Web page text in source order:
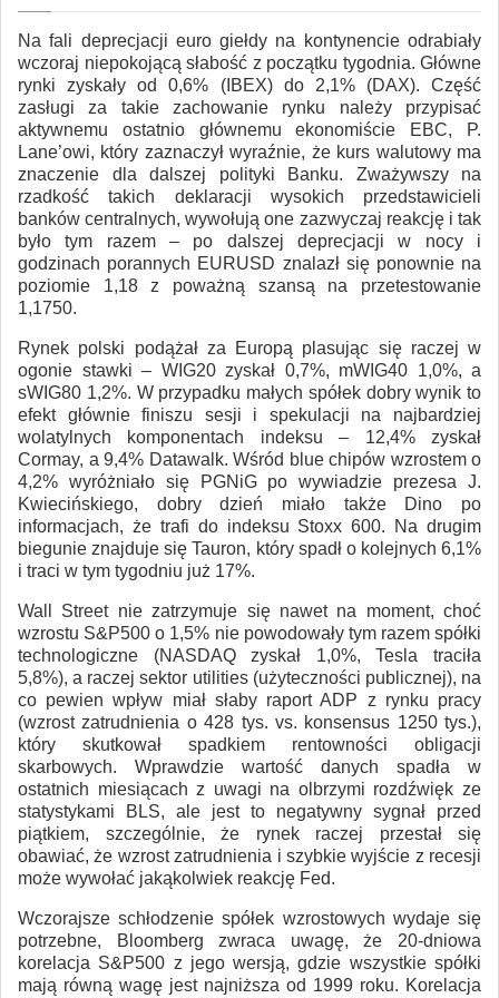
Na fali deprecjacji euro giełdy na kontynencie odrabiały
wczoraj niepokojącą słabość z początku tygodnia. Główne
rynki zyskały od 0,6% (IBEX) do 2,1% (DAX). Część
zasługi za takie zachowanie rynku należy przypisać
aktywnemu ostatnio głównemu ekonomiście EBC, P.
Lane’owi, który zaznaczył wyraźnie, że kurs walutowy ma
znaczenie dla dalszej polityki Banku. Zważywszy na
rzadkość takich deklaracji wysokich przedstawicieli
banków centralnych, wywołują one zazwyczaj reakcję i tak
było tym razem – po dalszej deprecjacji w nocy i
godzinach porannych EURUSD znalazł się ponownie na
poziomie 1,18 z poważną szansą na przetestowanie
1,1750.
Rynek polski podążał za Europą plasując się raczej w
ogonie stawki – WIG20 zyskał 0,7%, mWIG40 1,0%, a
sWIG80 1,2%. W przypadku małych spółek dobry wynik to
efekt głównie finiszu sesji i spekulacji na najbardziej
wolatylnych komponentach indeksu – 12,4% zyskał
Cormay, a 9,4% Datawalk. Wśród blue chipów wzrostem o
4,2% wyróżniało się PGNiG po wywiadzie prezesa J.
Kwiecińskiego, dobry dzień miało także Dino po
informacjach, że trafi do indeksu Stoxx 600. Na drugim
biegunie znajduje się Tauron, który spadł o kolejnych 6,1%
i traci w tym tygodniu już 17%.
Wall Street nie zatrzymuje się nawet na moment, choć
wzrostu S&P500 o 1,5% nie powodowały tym razem spółki
technologiczne (NASDAQ zyskał 1,0%, Tesla traciła
5,8%), a raczej sektor utilities (użyteczności publicznej), na
co pewien wpływ miał słaby raport ADP z rynku pracy
(wzrost zatrudnienia o 428 tys. vs. konsensus 1250 tys.),
który skutkował spadkiem rentowności obligacji
skarbowych. Wprawdzie wartość danych spadła w
ostatnich miesiącach z uwagi na olbrzymi rozdźwięk ze
statystykami BLS, ale jest to negatywny sygnał przed
piątkiem, szczególnie, że rynek raczej przestał się
obawiać, że wzrost zatrudnienia i szybkie wyjście z recesji
może wywołać jakąkolwiek reakcję Fed.
Wczorajsze schłodzenie spółek wzrostowych wydaje się
potrzebne, Bloomberg zwraca uwagę, że 20-dniowa
korelacja S&P500 z jego wersją, gdzie wszystkie spółki
mają równą wagę jest najniższa od 1999 roku. Korelacja